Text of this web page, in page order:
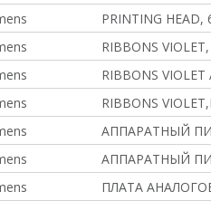
PRINTING HEAD,
RIBBONS
RIBBONS
RIBBONS
АППАРАТНЫЙ
АППАРАТНЫЙ
ПЛАТА